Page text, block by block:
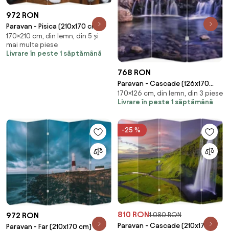
972 RON
Paravan - Pisica (210x170 cm)
170×210 cm, din lemn, din 5 și
mai multe piese
Livrare în peste 1 săptămână
768 RON
Paravan - Cascade (126x170
cm)
170×126 cm, din lemn, din 3 piese
Livrare în peste 1 săptămână
972 RON
Paravan - Far (210x170 cm)
-25 %
810 RON 1.080 RON
Paravan - Cascade (210x170